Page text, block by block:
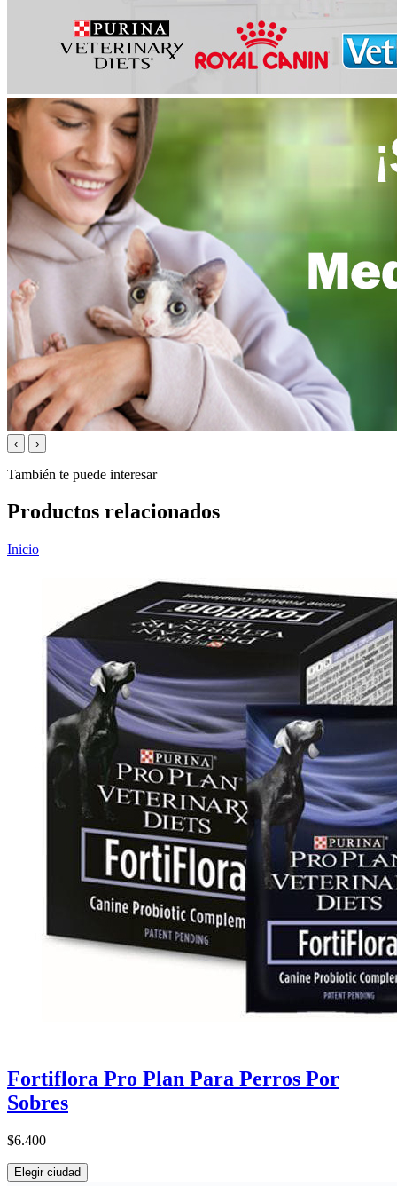
‹ ›
También te puede interesar
Productos relacionados
Inicio
Fortiflora Pro Plan Para Perros Por
Sobres
$6.400
Elegir ciudad